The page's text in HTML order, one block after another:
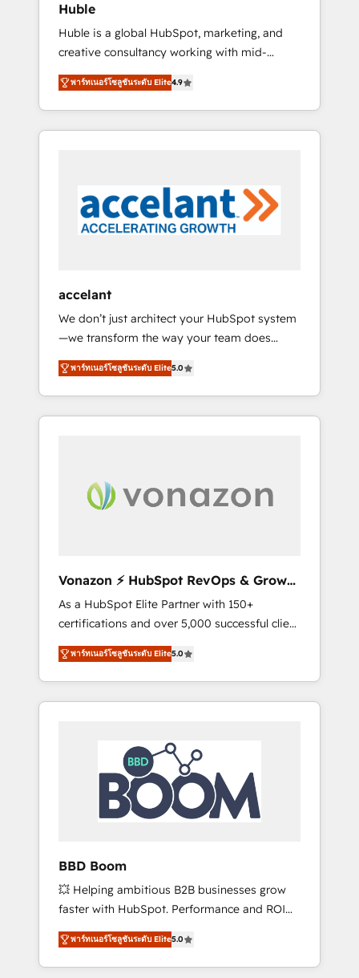
Paypal 💰 Sage or Netsuite 🤖 Google or
Microsoft ✍️ DocuSign or PandaDoc 🌐
Avalara or Quaderno HubSnacks holds the
rare Advanced "Custom Integrations"
Accreditation, securely sync data across... 🔄
any apps, in any direction. Stuck on your old
CRM..? Migrate | seamlessly off your old CRM
our in-house "HubScrub" Tool.
Huble
Huble is a global HubSpot, marketing, and
creative consultancy working with mid-
market and enterprise businesses. We go
beyond implementation, shaping the
strategy, processes, and teams that turn
HubSpot into a genuine growth engine.
5 partners worldwide, and with over 15 years
in the ecosystem, Huble has built a track
record that speaks for itself. One company,
Singapore, and South Africa. Certified
compliant with ISO/IEC 27001:2022 and ISO
9001:2015 across all seven international
offices and 175+ employees.
พาร์ทเนอร์โซลูชันระดับ Elite4.9
accelant
We don’t just architect your HubSpot system
—we transform the way your team does
business. As an Elite HubSpot Solutions
Partner, we specialize in creating tailored,
end-to-end CRM solutions that accelerate
growth, improve operational efficiency, and
time to deeply understand your unique
needs, crafting custom strategies that deliver
responsiveness, and ongoing support, we
equip your team to adopt new systems with
confidence and achieve a unified, data-
driven approach to customer engagement.
พาร์ทเนอร์โซลูชันระดับ Elite5.0
Vonazon ⚡ HubSpot RevOps & Growth
Strategy Experts
As a HubSpot Elite Partner with 150+
certifications and over 5,000 successful client
engagements, Vonazon turns marketing
complexity into measurable, scalable growth.
From onboarding to enterprise-grade
campaigns, our in-house team builds scalable
HubSpot Integration & Optimization •
Seamless CRM, CMS, and automation setup •
Complex platform migrations and data
cleanups • Custom APIs and third-party
integrations 📈 End-to-End Revenue
tools and CRM optimization • Retention
strategies with customer journey mapping 🏅
Elite-Level HubSpot Execution • 750+
onboardings and 2,000+ implementations •
Deep expertise across marketing, sales, and
service hubs • Built-in flexibility for startups
พาร์ทเนอร์โซลูชันระดับ Elite5.0
BBD Boom
💥 Helping ambitious B2B businesses grow
faster with HubSpot. Performance and ROI
focused. 💥 BBD Boom is the HubSpot
partner that can help you to HubSpot Better.
We work with your teams to solve all your
พาร์ทเนอร์โซลูชันระดับ Elite5.0